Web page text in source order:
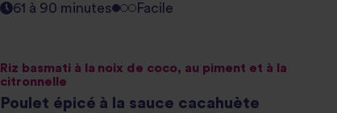
61 à 90 minutes Facile
Riz basmati à la noix de coco, au piment et à la
citronnelle
Poulet épicé à la sauce cacahuète